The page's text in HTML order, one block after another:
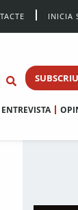
INICIA
ENTREVISTA